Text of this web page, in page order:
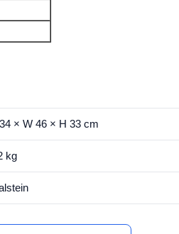
× W 46 × H 33 cm
kg